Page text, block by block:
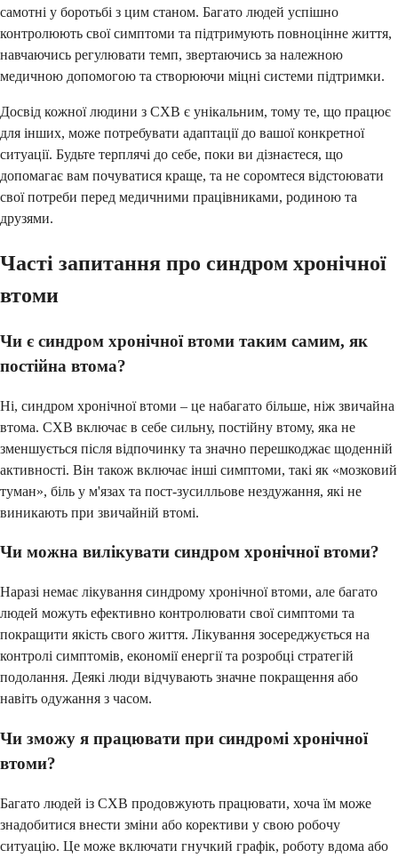
самотні у боротьбі з цим станом. Багато людей успішно
контролюють свої симптоми та підтримують повноцінне життя,
навчаючись регулювати темп, звертаючись за належною
медичною допомогою та створюючи міцні системи підтримки.
Досвід кожної людини з СХВ є унікальним, тому те, що працює
для інших, може потребувати адаптації до вашої конкретної
ситуації. Будьте терплячі до себе, поки ви дізнаєтеся, що
допомагає вам почуватися краще, та не соромтеся відстоювати
свої потреби перед медичними працівниками, родиною та
друзями.
Часті запитання про синдром хронічної
втоми
Чи є синдром хронічної втоми таким самим, як
постійна втома?
Ні, синдром хронічної втоми – це набагато більше, ніж звичайна
втома. СХВ включає в себе сильну, постійну втому, яка не
зменшується після відпочинку та значно перешкоджає щоденній
активності. Він також включає інші симптоми, такі як «мозковий
туман», біль у м'язах та пост-зусилльове нездужання, які не
виникають при звичайній втомі.
Чи можна вилікувати синдром хронічної втоми?
Наразі немає лікування синдрому хронічної втоми, але багато
людей можуть ефективно контролювати свої симптоми та
покращити якість свого життя. Лікування зосереджується на
контролі симптомів, економії енергії та розробці стратегій
подолання. Деякі люди відчувають значне покращення або
навіть одужання з часом.
Чи зможу я працювати при синдромі хронічної
втоми?
Багато людей із СХВ продовжують працювати, хоча їм може
знадобитися внести зміни або корективи у свою робочу
ситуацію. Це може включати гнучкий графік, роботу вдома або